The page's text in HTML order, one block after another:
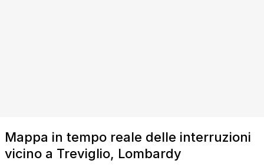
Mappa in tempo reale delle interruzioni
vicino a Treviglio, Lombardy